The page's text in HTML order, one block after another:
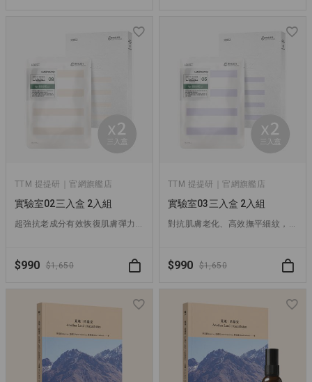
TTM 提提研｜官網旗艦店
實驗室02三入盒 2入組
超強抗老成分有效恢復肌膚彈力，熟齡肌必備抗老面膜！
$990 $1,650
TTM 提提研｜官網旗艦店
實驗室03三入盒 2入組
對抗肌膚老化、高效撫平細紋，乾燥老化肌首選！
$990 $1,650